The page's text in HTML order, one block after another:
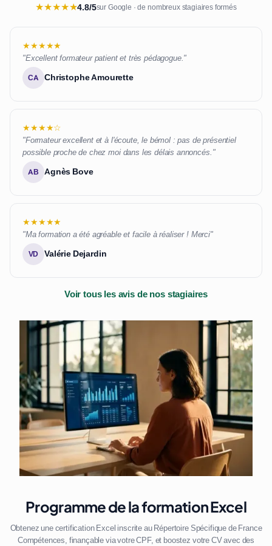
★★★★★4.8/5sur Google · de nombreux stagiaires formés
★★★★★
"Excellent formateur patient et très pédagogue."
CA Christophe Amourette
★★★★☆
"Formateur excellent et à l'écoute, le bémol : pas de présentiel
possible proche de chez moi dans les délais annoncés."
AB Agnès Bove
★★★★★
"Ma formation a été agréable et facile à réaliser ! Merci"
VD Valérie Dejardin
Voir tous les avis de nos stagiaires
Programme de la formation Excel
Obtenez une certification Excel inscrite au Répertoire Spécifique de France
Compétences, finançable via votre CPF, et boostez votre CV avec des